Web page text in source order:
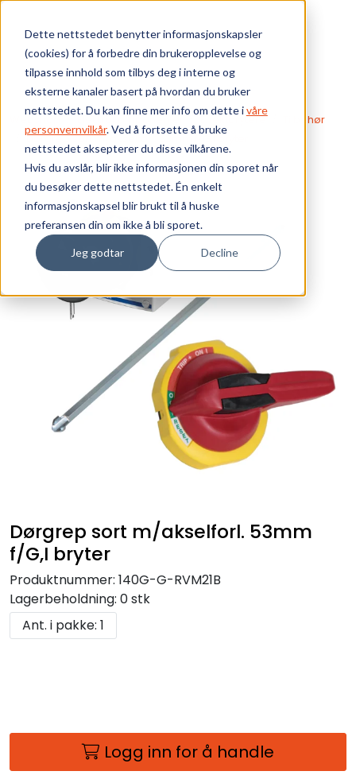
Dette nettstedet benytter informasjonskapsler
(cookies) for å forbedre din brukeropplevelse og
tilpasse innhold som tilbys deg i interne og
eksterne kanaler basert på hvordan du bruker
nettstedet. Du kan finne mer info om dette ivåre
personvernvilkår. Ved å fortsette å bruke
nettstedet aksepterer du disse vilkårene.
Hvis du avslår, blir ikke informasjonen din sporet når
du besøker dette nettstedet. Én enkelt
informasjonskapsel blir brukt til å huske
preferansen din om ikke å bli sporet.
Jeg godtar Decline
Skip to main content
Webshop Elektrokomponenter Effektbrytere
Tilbehør
Dørgrep sort m/akselforl. 53mm f/G,I bryter
Dørgrep sort m/akselforl. 53mm
f/G,I bryter
Produktnummer: 140G-G-RVM21B
Lagerbeholdning: 0 stk
Ant. i pakke: 1
Logg inn for å handle
Bærekraft
Vi tilbyr
Ressurser
Om oss